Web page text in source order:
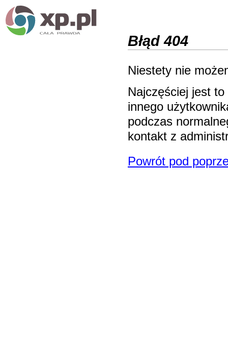
Błąd 404
Niestety nie
Najczęściej jest
innego
podczas
kontakt z
Powrót pod